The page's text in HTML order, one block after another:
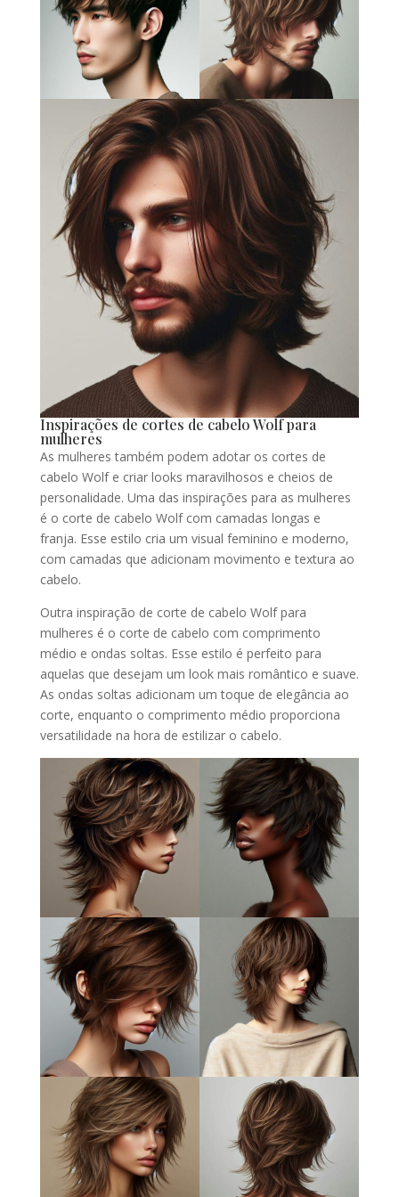
Inspirações de cortes de cabelo Wolf para
mulheres
As mulheres também podem adotar os cortes de
cabelo Wolf e criar looks maravilhosos e cheios de
personalidade. Uma das inspirações para as mulheres
é o corte de cabelo Wolf com camadas longas e
franja. Esse estilo cria um visual feminino e moderno,
com camadas que adicionam movimento e textura ao
cabelo.
Outra inspiração de corte de cabelo Wolf para
mulheres é o corte de cabelo com comprimento
médio e ondas soltas. Esse estilo é perfeito para
aquelas que desejam um look mais romântico e suave.
As ondas soltas adicionam um toque de elegância ao
corte, enquanto o comprimento médio proporciona
versatilidade na hora de estilizar o cabelo.